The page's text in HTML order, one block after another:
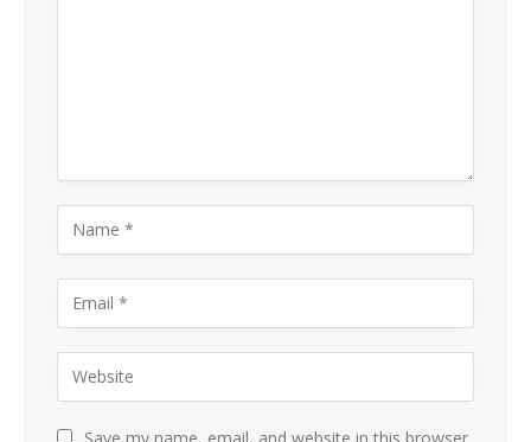
Save my name, email, and website in this browser